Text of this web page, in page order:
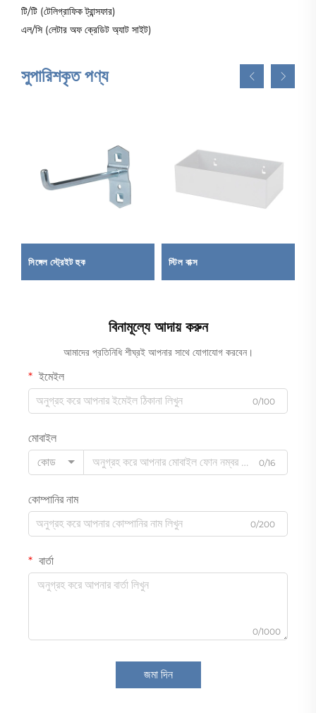
টি/টি (টেলিগ্রাফিক ট্রান্সফার)
এল/সি (লেটার অফ ক্রেডিট অ্যাট সাইট)
সুপারিশকৃত পণ্য
সিঙ্গেল স্ট্রেইট হুক স্টিল বাক্স
বিনামূল্যে আদায় করুন
আমাদের প্রতিনিধি শীঘ্রই আপনার সাথে যোগাযোগ করবেন।
ইমেইল
0/100
মোবাইল
কোড
0/16
কোম্পানির নাম
0/200
বার্তা
0/1000
জমা দিন